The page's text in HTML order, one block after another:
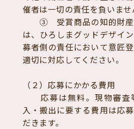
催者は一切の責任を負いませ
③ 受賞商品の知的財産
は、ひろしまグッドデザイ
募者側の責任において意匠
適切に対応してください。
（２）応募にかかる費用
応募は無料。現物審査
入・搬出に要する費用は応
だきます。